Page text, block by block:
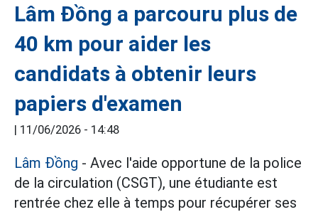
Lâm Đồng a parcouru plus de
40 km pour aider les
candidats à obtenir leurs
papiers d'examen
| 11/06/2026 - 14:48
Lâm Đồng - Avec l'aide opportune de la police
de la circulation (CSGT), une étudiante est
rentrée chez elle à temps pour récupérer ses